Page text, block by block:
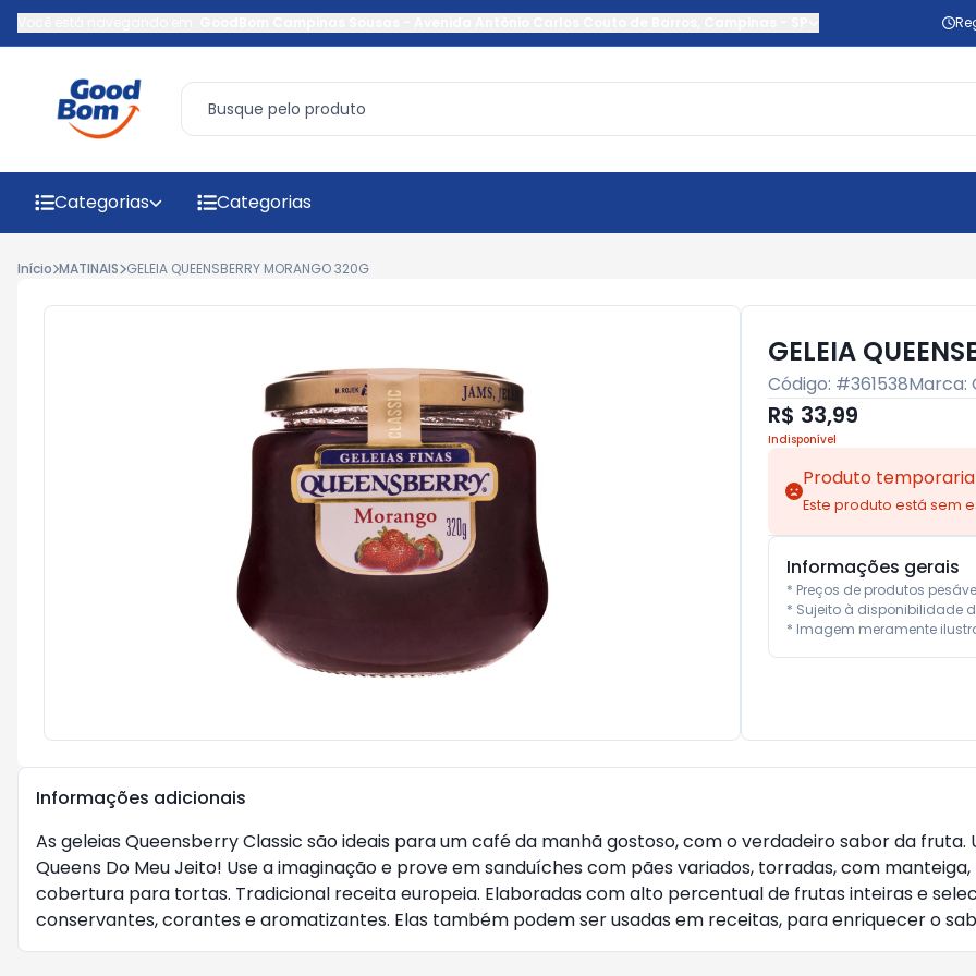
Categorias Categorias
Início MATINAIS GELEIA QUEENSBERRY MORANGO 320G
GELEIA
Código: #361538Marca:
R$ 33,99
Indisponível
Produto
Este produto está sem
Informações gerais
* Preços de produtos
* Sujeito à disponibilidade
* Imagem meramente
Informações adicionais
As geleias Queensberry Classic são ideais para um café da manhã gostoso, com o verdadeiro sabor da
Queens Do Meu Jeito! Use a imaginação e prove em sanduíches com pães variados, torradas, com
cobertura para tortas. Tradicional receita europeia. Elaboradas com alto percentual de frutas inteiras e
conservantes, corantes e aromatizantes. Elas também podem ser usadas em receitas, para enriquecer o